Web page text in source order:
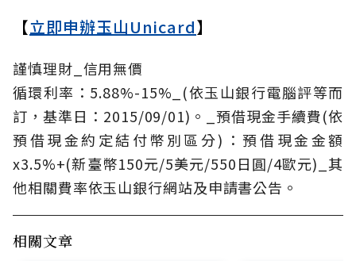
【立即申辦玉山Unicard】
謹慎理財_信用無價
循環利率：5.88%-15%_(依玉山銀行電腦評等而
訂，基準日：2015/09/01)。_預借現金手續費(依
預借現金約定結付幣別區分)：預借現金金額
x3.5%+(新臺幣150元/5美元/550日圓/4歐元)_其
他相關費率依玉山銀行網站及申請書公告。
相關文章